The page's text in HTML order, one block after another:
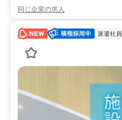
同じ企業の求人
派遣社員